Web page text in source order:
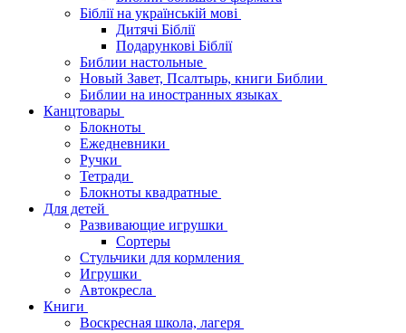
Біблії на українській мові
Дитячі Біблії
Подарункові Біблії
Библии настольные
Новый Завет, Псалтырь, книги Библии
Библии на иностранных языках
Канцтовары
Блокноты
Ежедневники
Ручки
Тетради
Блокноты квадратные
Для детей
Развивающие игрушки
Сортеры
Стульчики для кормления
Игрушки
Автокресла
Книги
Воскресная школа, лагеря